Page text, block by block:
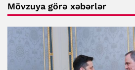
Mövzuya görə xəbərlər